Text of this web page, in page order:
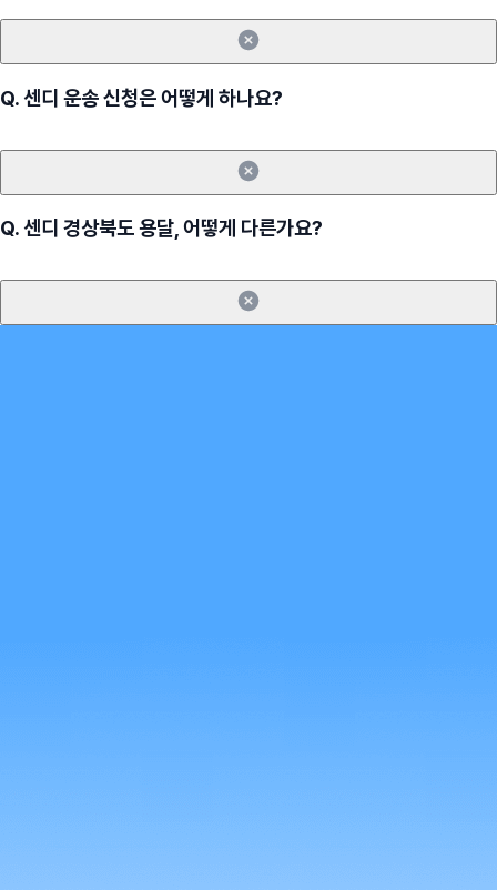
Q.센디 운송 신청은 어떻게 하나요?
Q.센디 경상북도 용달, 어떻게 다른가요?